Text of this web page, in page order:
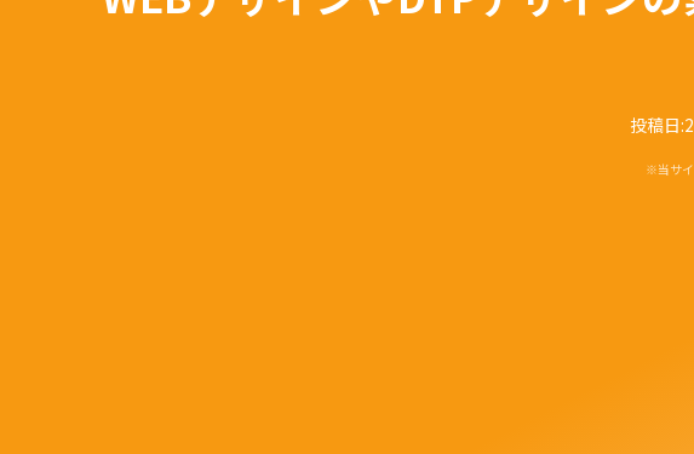
投稿日:
※当サイ